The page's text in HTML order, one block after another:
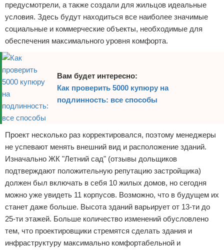
предусмотрели, а также создали для жильцов идеальные
условия. Здесь будут находиться все наиболее значимые
социальные и коммерческие объекты, необходимые для
обеспечения максимального уровня комфорта.
Вам будет интересно:
Как проверить 5000 купюру на
подлинность: все способы
Проект несколько раз корректировался, поэтому менеджеры
не успевают менять внешний вид и расположение зданий.
Изначально ЖК "Летний сад" (отзывы дольщиков
подтверждают положительную репутацию застройщика)
должен был включать в себя 10 жилых домов, но сегодня
можно уже увидеть 11 корпусов. Возможно, что в будущем их
станет даже больше. Высота зданий варьирует от 13-ти до
25-ти этажей. Больше количество изменений обусловлено
тем, что проектировщики стремятся сделать здания и
инфраструктуру максимально комфортабельной и